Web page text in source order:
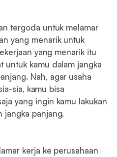
tergoda untuk melamar
yang menarik untuk
yang menarik itu
untuk kamu dalam jangka
Nah, agar usaha
sia, kamu bisa
yang ingin kamu lakukan
jangka panjang.
kerja ke perusahaan